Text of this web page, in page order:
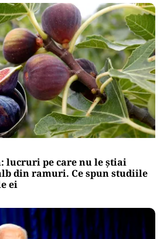
lucruri pe care nu le știai
din ramuri. Ce spun studiile
ei